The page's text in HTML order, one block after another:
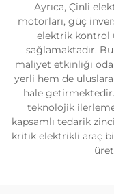
Ayrıca, Çinli
motorları, güç
elektrik kontrol
sağlamaktadır.
maliyet etkinliği
yerli hem de
hale
teknolojik
kapsamlı tedarik
kritik elektrikli araç